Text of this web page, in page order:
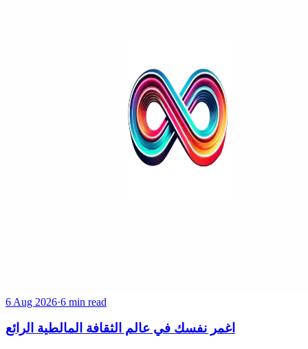
6 Aug 2026·6 min read
اغمر نفسك في عالم الثقافة المالطية الرائع